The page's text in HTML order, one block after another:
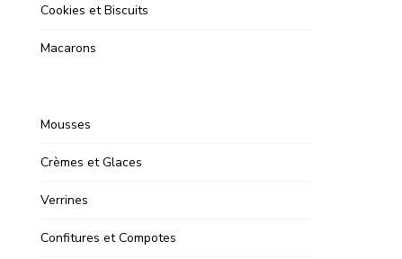
Cookies et Biscuits
Macarons
Mousses
Crèmes et Glaces
Verrines
Confitures et Compotes